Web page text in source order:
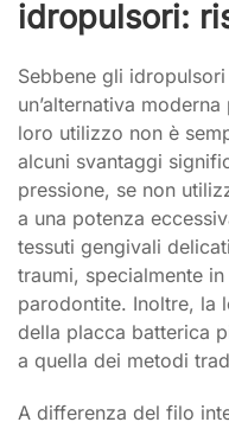
idropulsori:
Sebbene gli
un’alternativa
loro utilizzo non è
alcuni svantaggi
pressione, se non
a una potenza
tessuti gengivali
traumi, specialmente
parodontite. Inoltre, la
della placca batterica
a quella dei metodi
A differenza del filo